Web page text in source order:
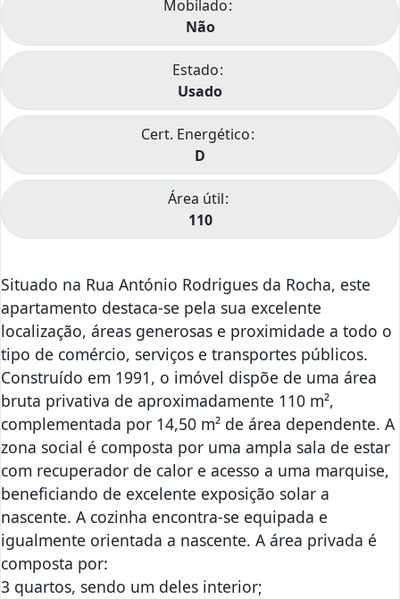
Mobilado
Não
Estado
Usado
Cert. Energético
D
Área útil
110
Situado na Rua António Rodrigues da Rocha, este
apartamento destaca-se pela sua excelente
localização, áreas generosas e proximidade a todo o
tipo de comércio, serviços e transportes públicos.
Construído em 1991, o imóvel dispõe de uma área
bruta privativa de aproximadamente 110 m²,
complementada por 14,50 m² de área dependente. A
zona social é composta por uma ampla sala de estar
com recuperador de calor e acesso a uma marquise,
beneficiando de excelente exposição solar a
nascente. A cozinha encontra-se equipada e
igualmente orientada a nascente. A área privada é
composta por:
3 quartos, sendo um deles interior;